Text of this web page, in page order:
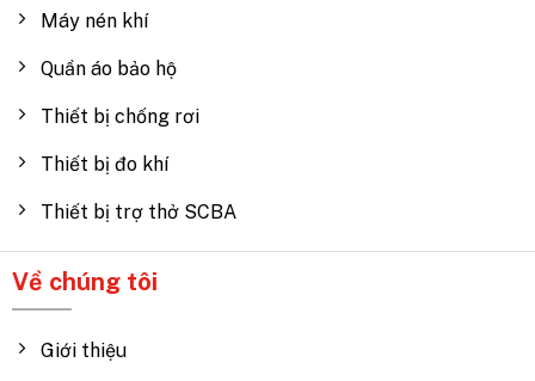
Máy nén khí
Quần áo bảo hộ
Thiết bị chống rơi
Thiết bị đo khí
Thiết bị trợ thở SCBA
Về chúng tôi
Giới thiệu